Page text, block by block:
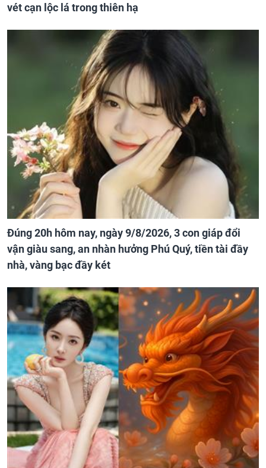
vét cạn lộc lá trong thiên hạ
Đúng 20h hôm nay, ngày 9/8/2026, 3 con giáp đổi
vận giàu sang, an nhàn hưởng Phú Quý, tiền tài đầy
nhà, vàng bạc đầy két